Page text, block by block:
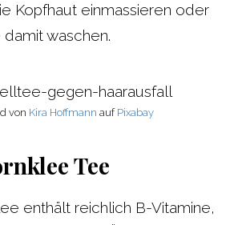
Kopfhaut einmassieren oder
waschen.
von Kira Hoffmann auf Pixabay
Tee
enthält reichlich B-Vitamine,